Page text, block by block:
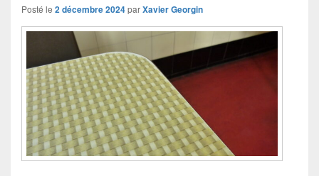
Posté le 2 décembre 2024parXavier Georgin